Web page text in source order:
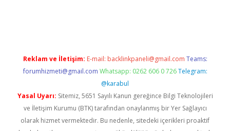
Reklam ve İletişim: E-mail: backlinkpaneli@gmail.com Teams:
forumhizmeti@gmail.com Whatsapp: 0262 606 0 726 Telegram:
@karabul
Yasal Uyarı: Sitemiz, 5651 Sayılı Kanun gereğince Bilgi Teknolojileri
ve İletişim Kurumu (BTK) tarafından onaylanmış bir Yer Sağlayıcı
olarak hizmet vermektedir. Bu nedenle, sitedeki içerikleri proaktif